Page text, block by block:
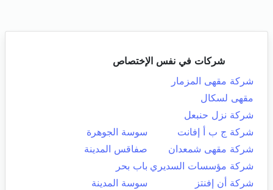
شركات في نفس الإختصاص
شركة مقهى المزمار
مقهى لسكال
شركة نزل حنبعل
شركة ج ب أ إفانت
سوسة الجوهرة
شركة مقهى شمعدان
صفاقس المدينة
شركة مؤسسات السديري باب بحر
شركة أن إفنتز
سوسة المدينة